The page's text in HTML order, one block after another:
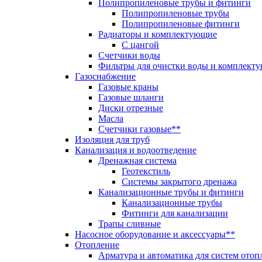
Полипропиленовые трубы и фитинги
Полипропиленовые трубы
Полипропиленовые фитинги
Радиаторы и комплектующие
С цангой
Счетчики воды
Фильтры для очистки воды и
Газоснабжение
Газовые краны
Газовые шланги
Диски отрезные
Масла
Счетчики газовые**
Изоляция для труб
Канализация и водоотведение
Дренажная система
Геотекстиль
Системы закрытого дренажа
Канализационные трубы и фитинги
Канализационные трубы
Фитинги для канализации
Трапы сливные
Насосное оборудование и аксессуары**
Отопление
Арматура и автоматика для систем